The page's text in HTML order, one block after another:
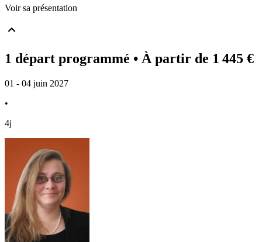
Voir sa présentation
1 départ programmé • À partir de 1 445 €
01 - 04 juin 2027
•
4j